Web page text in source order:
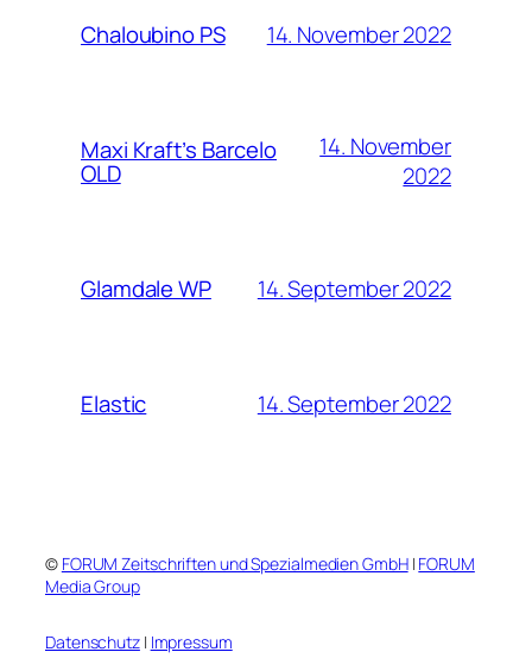
Chaloubino PS 14. November 2022
Maxi Kraft’s Barcelo
OLD
14. November
2022
Glamdale WP 14. September 2022
Elastic 14. September 2022
© FORUM Zeitschriften und Spezialmedien GmbH| FORUM
Media Group
Datenschutz| Impressum